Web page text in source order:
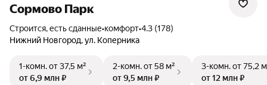
Сормово Парк
Строится, есть сданные•комфорт•4.3 (178)
Нижний Новгород, ул. Коперника
1-комн.от 37,5 м²
от 6,9 млн ₽
2-комн.от 58 м²
от 9,5 млн ₽
3-комн.от 75,2
от 12 млн ₽